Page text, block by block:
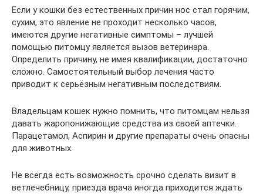
Если у кошки без естественных причин нос стал горячим,
сухим, это явление не проходит несколько часов,
имеются другие негативные симптомы – лучшей
помощью питомцу является вызов ветеринара.
Определить причину, не имея квалификации, достаточно
сложно. Самостоятельный выбор лечения часто
приводит к серьёзным негативным последствиям.
Владельцам кошек нужно помнить, что питомцам нельзя
давать жаропонижающие средства из своей аптечки.
Парацетамол, Аспирин и другие препараты очень опасны
для животных.
Не всегда есть возможность срочно сделать визит в
ветлечебницу, приезда врача иногда приходится ждать